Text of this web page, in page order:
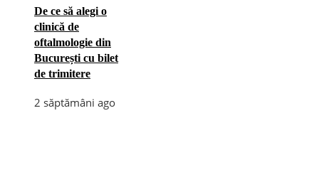
De ce să alegi o
clinică de
oftalmologie din
București cu bilet
de trimitere
2 săptămâni ago